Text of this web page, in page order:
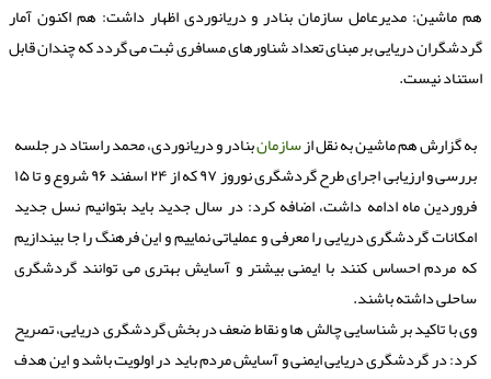
ماشین: مدیرعامل سازمان بنادر و دریانوردی اظهار داشت: هم اكنون آمار
دریایی بر مبنای تعداد شناورهای مسافری ثبت می گردد كه چندان قابل
نیست.
به گزارش هم ماشین به نقل ازسازمانبنادر و دریانوردی، محمد راستاد در جلسه
بررسی و ارزیابی اجرای طرح گردشگری نوروز ۹۷ كه از ۲۴ اسفند ۹۶ شروع و تا ۱۵
فروردین ماه ادامه داشت، اضافه كرد: در سال جدید باید بتوانیم نسل جدید
امكانات گردشگری دریایی را معرفی و عملیاتی نماییم و این فرهنگ را جا بیندازیم
كه مردم احساس كنند با ایمنی بیشتر و آسایش بهتری می توانند گردشگری
ساحلی داشته باشند.
وی با تاكید بر شناسایی چالش ها و نقاط ضعف در بخش گردشگری دریایی، تصریح
كرد: در گردشگری دریایی ایمنی و آسایش مردم باید در اولویت باشد و این هدف